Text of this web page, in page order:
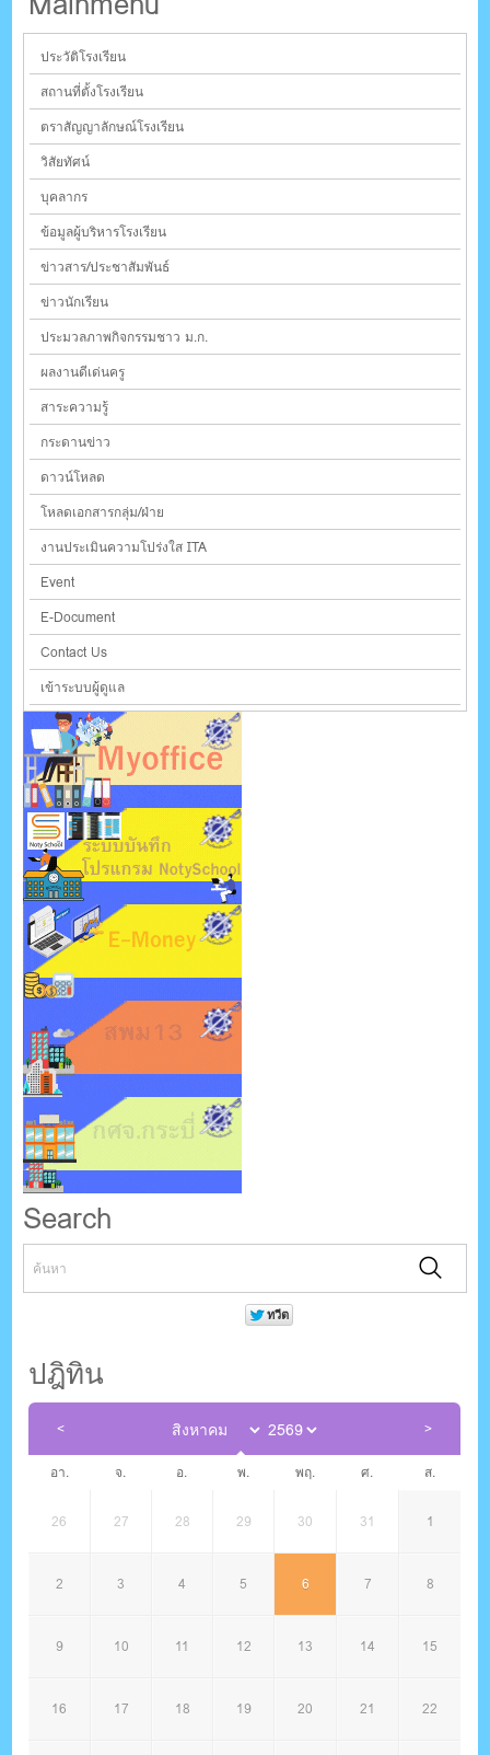
ประวัติโรงเรียน
สถานที่ตั้งโรงเรียน
ตราสัญญาลักษณ์โรงเรียน
วิสัยทัศน์
บุคลากร
ข้อมูลผู้บริหารโรงเรียน
ข่าวสาร/ประชาสัมพันธ์
ข่าวนักเรียน
ประมวลภาพกิจกรรมชาว ม.ก.
ผลงานดีเด่นครู
สาระความรู้
กระดานข่าว
ดาวน์โหลด
โหลดเอกสารกลุ่ม/ฝ่าย
งานประเมินความโปร่งใส ITA
Event
E-Document
Contact Us
เข้าระบบผู้ดูแล
Search
ปฎิทิน
อา. จ. อ. พ. พฤ. ศ. ส.
26 27 28 29 30 31 1
2 3 4 5 6 7 8
9 10 11 12 13 14 15
16 17 18 19 20 21 22